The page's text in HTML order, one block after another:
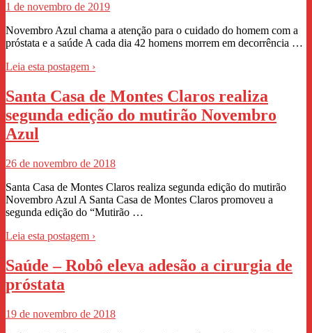
1 de novembro de 2019
Novembro Azul chama a atenção para o cuidado do homem com a
próstata e a saúde A cada dia 42 homens morrem em decorrência …
Leia esta postagem ›
Santa Casa de Montes Claros realiza
segunda edição do mutirão Novembro
Azul
26 de novembro de 2018
Santa Casa de Montes Claros realiza segunda edição do mutirão
Novembro Azul A Santa Casa de Montes Claros promoveu a
segunda edição do “Mutirão …
Leia esta postagem ›
Saúde – Robô eleva adesão a cirurgia de
próstata
19 de novembro de 2018